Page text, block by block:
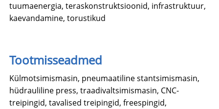
tuumaenergia, teraskonstruktsioonid, infrastruktuur,
kaevandamine, torustikud
Tootmisseadmed
Külmotsimismasin, pneumaatiline stantsimismasin,
hüdrauliline press, traadivaltsimismasin, CNC-
treipingid, tavalised treipingid, freespingid,